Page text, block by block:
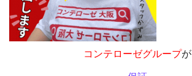
コンテローゼグループが